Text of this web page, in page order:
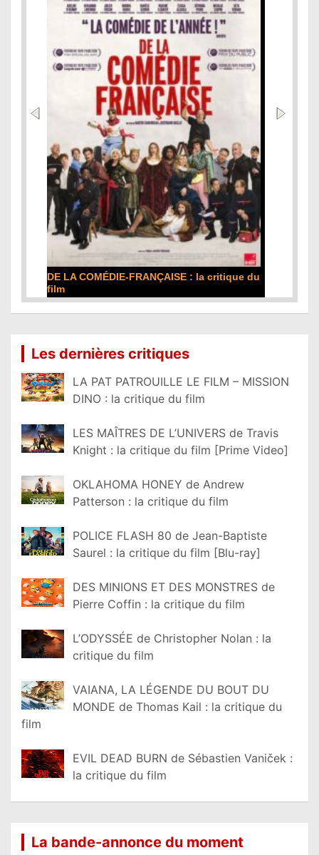
DE LA COMÉDIE-FRANÇAISE : la critique du
film
Les dernières critiques
LA PAT PATROUILLE LE FILM – MISSION
DINO : la critique du film
LES MAÎTRES DE L’UNIVERS de Travis
Knight : la critique du film [Prime Video]
OKLAHOMA HONEY de Andrew
Patterson : la critique du film
POLICE FLASH 80 de Jean-Baptiste
Saurel : la critique du film [Blu-ray]
DES MINIONS ET DES MONSTRES de
Pierre Coffin : la critique du film
L’ODYSSÉE de Christopher Nolan : la
critique du film
VAIANA, LA LÉGENDE DU BOUT DU
MONDE de Thomas Kail : la critique du
film
EVIL DEAD BURN de Sébastien Vaniček :
la critique du film
La bande-annonce du moment